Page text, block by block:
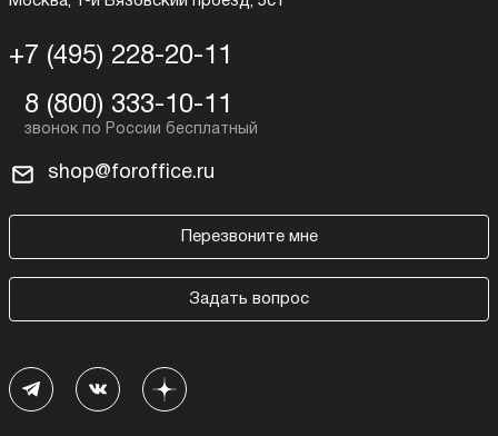
+7 (495) 228-20-11
8 (800) 333-10-11
shop@foroffice.ru
Перезвоните мне
Задать вопрос